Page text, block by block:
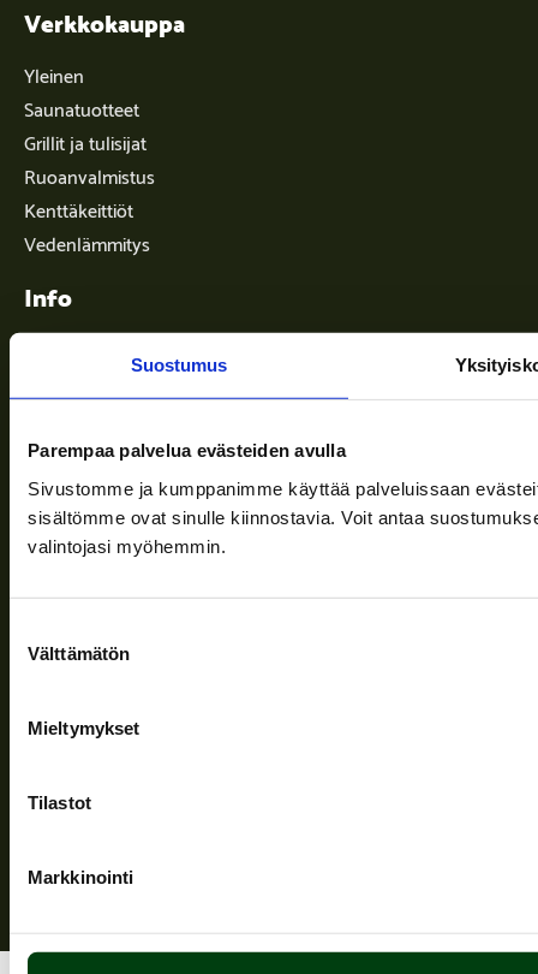
Suostumus
Parempaa palvelua evästeiden avulla
Sivustomme ja kumppanimme käyttää palveluissaan
sisältömme ovat sinulle kiinnostavia. Voit antaa
valintojasi myöhemmin.
valinta
Välttämätön
Mieltymykset
Tilastot
Markkinointi
Verkkokauppa
Yleinen
Saunatuotteet
Grillit ja tulisijat
Ruoanvalmistus
Kenttäkeittiöt
Vedenlämmitys
Info
Toimitusehdot
Ajankohtaista
Yritys
Tuki